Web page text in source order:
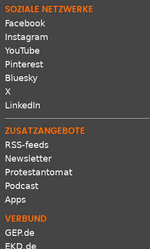
SOZIALE NETZWERKE
Facebook
Instagram
YouTube
Pinterest
Bluesky
X
LinkedIn
ZUSATZANGEBOTE
RSS-feeds
Newsletter
Protestantomat
Podcast
Apps
VERBUND
GEP.de
EKD.de